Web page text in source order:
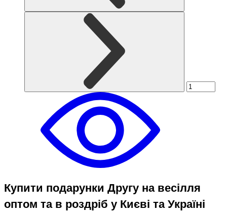
Купити подарунки Другу на весілля
оптом та в роздріб у Києві та Україні